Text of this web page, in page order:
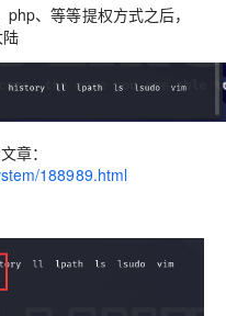
、等等提权方式之后，
章：
188989.html